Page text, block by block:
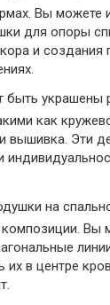
Вы можете
для опоры
и создания
быть украшены
как
вышивка. Эти
на
Вы
их в центре